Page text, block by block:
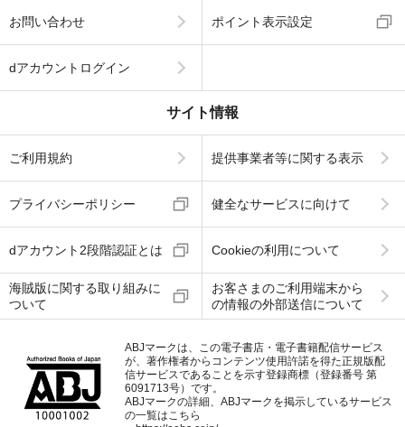
お問い合わせ ポイント表示設定
dアカウントログイン
サイト情報
ご利用規約 提供事業者等に関する表示
プライバシーポリシー 健全なサービスに向けて
dアカウント2段階認証とは Cookieの利用について
海賊版に関する取り組みに
ついて
お客さまのご利用端末から
の情報の外部送信について
ABJマークは、この電子書店・電子書籍配信サービス
が、著作権者からコンテンツ使用許諾を得た正規版配
信サービスであることを示す登録商標（登録番号 第
6091713号）です。
ABJマークの詳細、ABJマークを掲示しているサービス
の一覧はこちら